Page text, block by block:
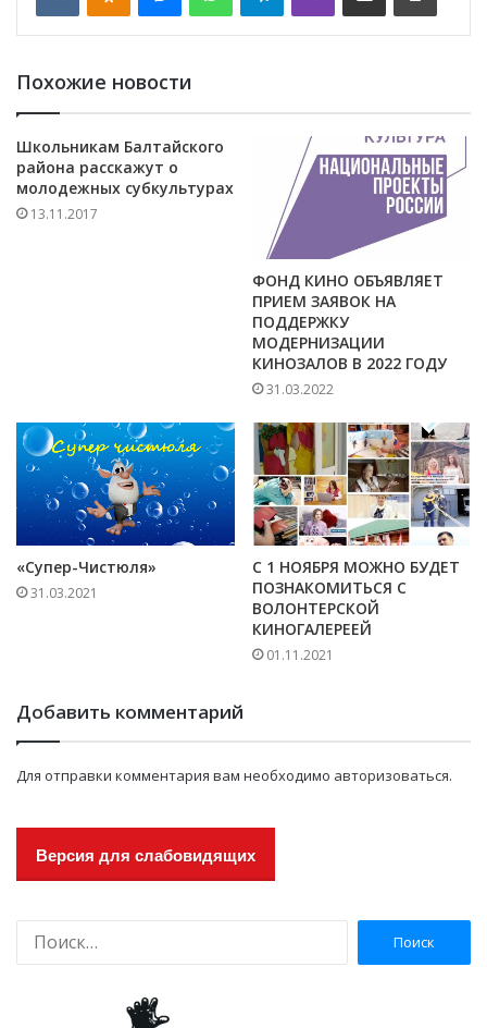
Похожие новости
Школьникам Балтайского
района расскажут о
молодежных субкультурах
13.11.2017
ФОНД КИНО ОБЪЯВЛЯЕТ
ПРИЕМ ЗАЯВОК НА
ПОДДЕРЖКУ
МОДЕРНИЗАЦИИ
КИНОЗАЛОВ В 2022 ГОДУ
31.03.2022
«Супер-Чистюля»
31.03.2021
С 1 НОЯБРЯ МОЖНО БУДЕТ
ПОЗНАКОМИТЬСЯ С
ВОЛОНТЕРСКОЙ
КИНОГАЛЕРЕЕЙ
01.11.2021
Добавить комментарий
Для отправки комментария вам необходимо авторизоваться.
Версия для слабовидящих